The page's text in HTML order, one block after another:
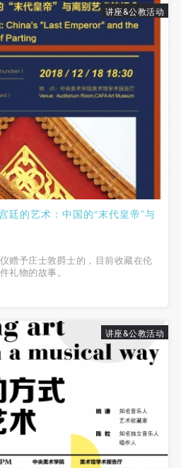
讲座&公教活动
廷的艺术：中国的“末代皇帝”与
赠予庄士敦爵士的，目前收藏在伦
礼物的故事。
讲座&公教活动